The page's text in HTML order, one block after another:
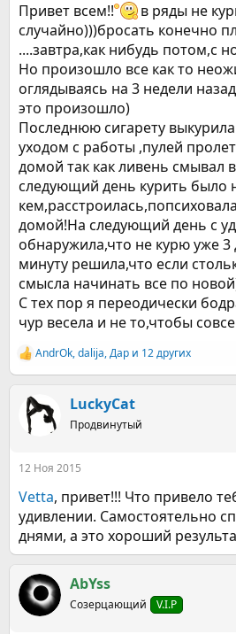
Привет всем!!
в ряды не
случайно)))бросать конечно
....завтра,как нибудь потом,с
Но произошло все как то
оглядываясь на 3 недели
это произошло)
Последнюю сигарету
уходом с работы ,пулей
домой так как ливень смывал
следующий день курить было
домой!На следующий день с
обнаружила,что не курю уже 3
минуту решила,что если
смысла начинать все по
С тех пор я переодически
чур весела и не то,чтобы
Р
е
AndrOk,dalija,Дар и 12 других
LuckyCat
Продвинутый
12 Ноя 2015
Vetta, привет!!! Что привело
удивлении. Самостоятельно
днями, а это хороший
AbYss
Созерцающий V.I.P